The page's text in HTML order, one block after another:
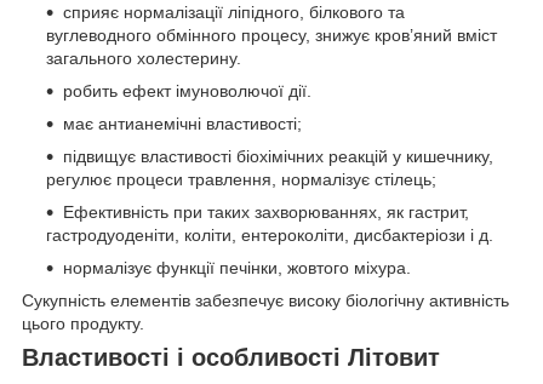
сприяє нормалізації ліпідного, білкового та
вуглеводного обмінного процесу, знижує кров’яний вміст
загального холестерину.
робить ефект імуноволючої дії.
має антианемічні властивості;
підвищує властивості біохімічних реакцій у кишечнику,
регулює процеси травлення, нормалізує стілець;
Ефективність при таких захворюваннях, як гастрит,
гастродуоденіти, коліти, ентероколіти, дисбактеріози і д.
нормалізує функції печінки, жовтого міхура.
Сукупність елементів забезпечує високу біологічну активність
цього продукту.
Властивості і особливості Літовит